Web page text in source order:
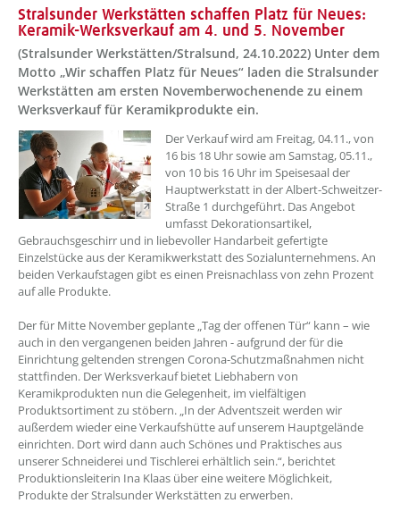
Stralsunder Werkstätten schaffen Platz für Neues:
Keramik-Werksverkauf am 4. und 5. November
(Stralsunder Werkstätten/Stralsund, 24.10.2022) Unter dem
Motto „Wir schaffen Platz für Neues“ laden die Stralsunder
Werkstätten am ersten Novemberwochenende zu einem
Werksverkauf für Keramikprodukte ein.
??? absaetzeOben[1]/titel ???
Der Verkauf wird am Freitag, 04.11., von
16 bis 18 Uhr sowie am Samstag, 05.11.,
von 10 bis 16 Uhr im Speisesaal der
Hauptwerkstatt in der Albert-Schweitzer-
Straße 1 durchgeführt. Das Angebot
umfasst Dekorationsartikel,
Gebrauchsgeschirr und in liebevoller Handarbeit gefertigte
Einzelstücke aus der Keramikwerkstatt des Sozialunternehmens. An
beiden Verkaufstagen gibt es einen Preisnachlass von zehn Prozent
auf alle Produkte.
Der für Mitte November geplante „Tag der offenen Tür“ kann – wie
auch in den vergangenen beiden Jahren - aufgrund der für die
Einrichtung geltenden strengen Corona-Schutzmaßnahmen nicht
stattfinden. Der Werksverkauf bietet Liebhabern von
Keramikprodukten nun die Gelegenheit, im vielfältigen
Produktsortiment zu stöbern. „In der Adventszeit werden wir
außerdem wieder eine Verkaufshütte auf unserem Hauptgelände
einrichten. Dort wird dann auch Schönes und Praktisches aus
unserer Schneiderei und Tischlerei erhältlich sein.“, berichtet
Produktionsleiterin Ina Klaas über eine weitere Möglichkeit,
Produkte der Stralsunder Werkstätten zu erwerben.